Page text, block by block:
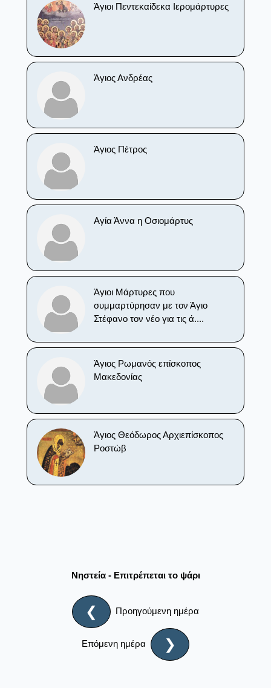
Άγιοι Πεντεκαίδεκα Ιερομάρτυρες
Άγιος Ανδρέας
Άγιος Πέτρος
Αγία Άννα η Οσιομάρτυς
Άγιοι Μάρτυρες που
συμμαρτύρησαν με τον Άγιο
Στέφανο τον νέο για τις ά....
Άγιος Ρωμανός επίσκοπος
Μακεδονίας
Άγιος Θεόδωρος Αρχιεπίσκοπος
Ροστώβ
Νηστεία - Επιτρέπεται το ψάρι
❮ Προηγούμενη ημέρα
Επόμενη ημέρα ❯